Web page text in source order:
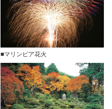
■マリンピア花火